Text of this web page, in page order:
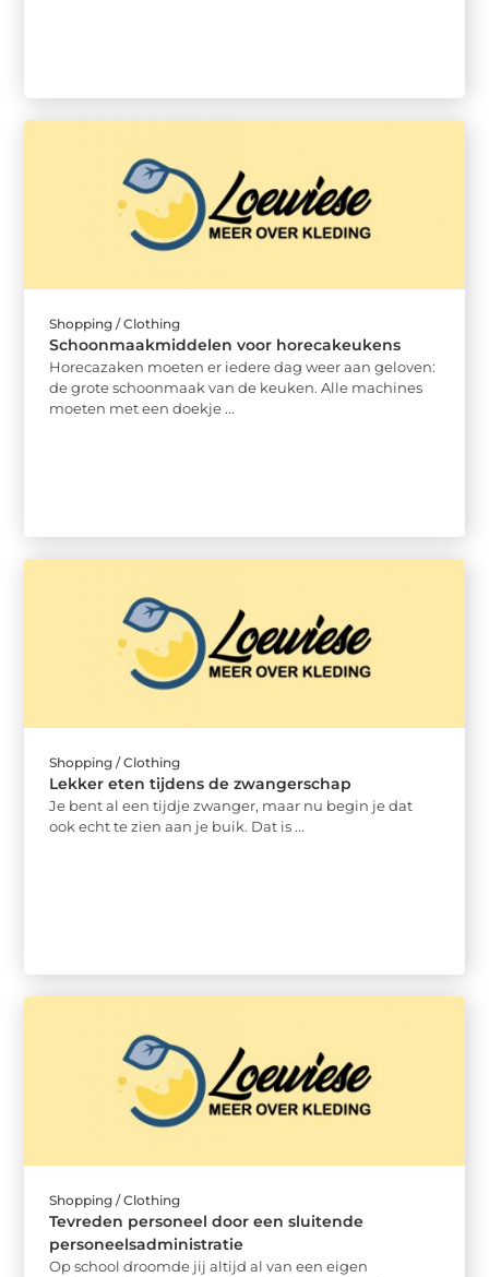
Shopping / Clothing
Schoonmaakmiddelen voor horecakeukens
Horecazaken moeten er iedere dag weer aan geloven:
de grote schoonmaak van de keuken. Alle machines
moeten met een doekje ...
Shopping / Clothing
Lekker eten tijdens de zwangerschap
Je bent al een tijdje zwanger, maar nu begin je dat
ook echt te zien aan je buik. Dat is ...
Shopping / Clothing
Tevreden personeel door een sluitende
personeelsadministratie
Op school droomde jij altijd al van een eigen